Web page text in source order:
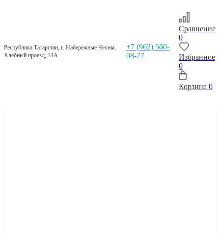
Республика Татарстан, г. Набережные Челны,
Хлебный проезд, 34А
+7 (962) 560-
08-77
Сравнение
0
Избранное
0
Корзина 0